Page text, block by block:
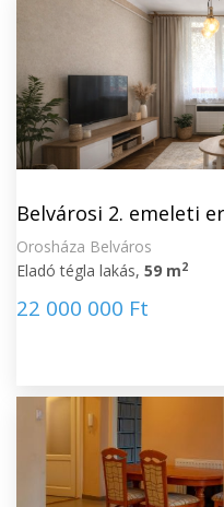
Belvárosi 2. emeleti
Orosháza Belváros
Eladó tégla lakás, 59 m2
22 000 000 Ft